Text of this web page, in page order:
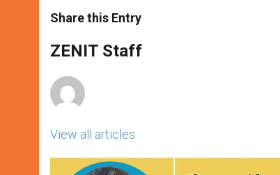
t
s
p
p
s
e
g
e
e
b
o
k
Share this Entry
ZENIT Staff
View all articles